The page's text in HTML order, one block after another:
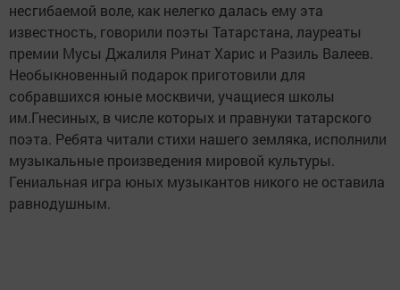
несгибаемой воле, как нелегко далась ему эта
известность, говорили поэты Татарстана, лауреаты
премии Мусы Джалиля Ринат Харис и Разиль Валеев.
Необыкновенный подарок приготовили для
собравшихся юные москвичи, учащиеся школы
им.Гнесиных, в числе которых и правнуки татарского
поэта. Ребята читали стихи нашего земляка, исполнили
музыкальные произведения мировой культуры.
Гениальная игра юных музыкантов никого не оставила
равнодушным.